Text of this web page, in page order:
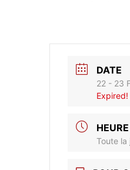
DATE
22 - 23
Expired!
HEURE
Toute la